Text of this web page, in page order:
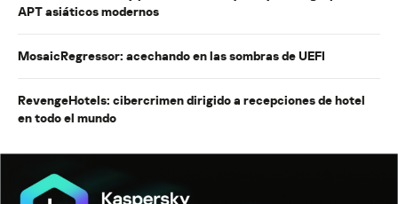
APT asiáticos modernos
MosaicRegressor: acechando en las sombras de UEFI
RevengeHotels: cibercrimen dirigido a recepciones de hotel
en todo el mundo